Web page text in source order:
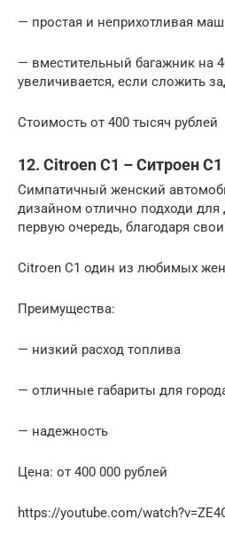
— простая и неприхотливая
— вместительный багажник на
увеличивается, если сложить
Стоимость от 400 тысяч рублей
12. Сitroen C1 – Ситроен С1
Симпатичный женский
дизайном отлично подходи для
первую очередь, благодаря
Сitroen C1 один из любимых
Преимущества:
— низкий расход топлива
— отличные габариты для
— надежность
Цена: от 400 000 рублей
https://youtube.com/